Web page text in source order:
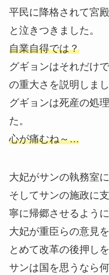
平民に降格されて宮
と泣きつきました。
自業自得では？
グギョンはそれだけ
の重大さを説明しまし
グギョンは死産の処
た。
心が痛むね～…
大妃がサンの執務室に
そしてサンの施政に
寧に帰郷させるよう
大妃が重臣らの意見
とめて改革の後押し
サンは国を思うなら